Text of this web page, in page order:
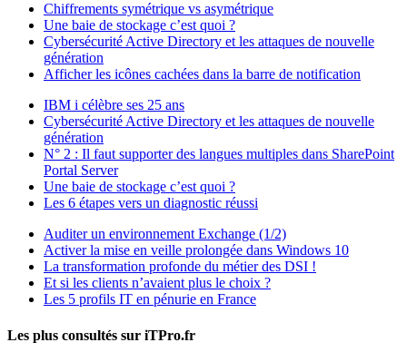
Chiffrements symétrique vs asymétrique
Une baie de stockage c’est quoi ?
Cybersécurité Active Directory et les attaques de nouvelle
génération
Afficher les icônes cachées dans la barre de notification
IBM i célèbre ses 25 ans
Cybersécurité Active Directory et les attaques de nouvelle
génération
N° 2 : Il faut supporter des langues multiples dans SharePoint
Portal Server
Une baie de stockage c’est quoi ?
Les 6 étapes vers un diagnostic réussi
Auditer un environnement Exchange (1/2)
Activer la mise en veille prolongée dans Windows 10
La transformation profonde du métier des DSI !
Et si les clients n’avaient plus le choix ?
Les 5 profils IT en pénurie en France
Les plus consultés sur iTPro.fr